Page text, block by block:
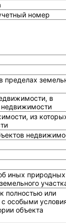
номер
в
недвижимости
из
иных природных
полностью или
с особыми
объекта